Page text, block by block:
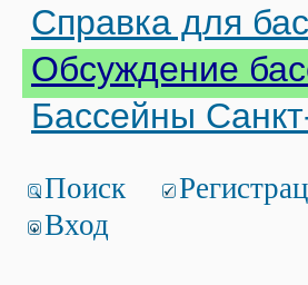
Справка для
Обсуждение
Бассейны
Поиск
Вход